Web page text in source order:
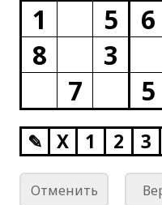
1
5 6
8
3
7
5
✎ X 1 2 3
Отменить